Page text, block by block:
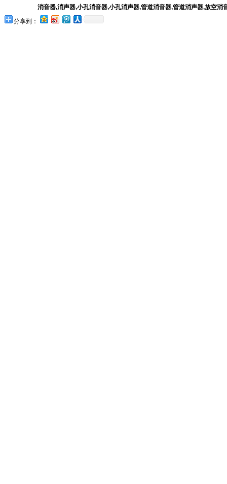
消音器,消声器,小孔消音器,小孔消声器,管道消音器,管道消声器,放空消
分享到：